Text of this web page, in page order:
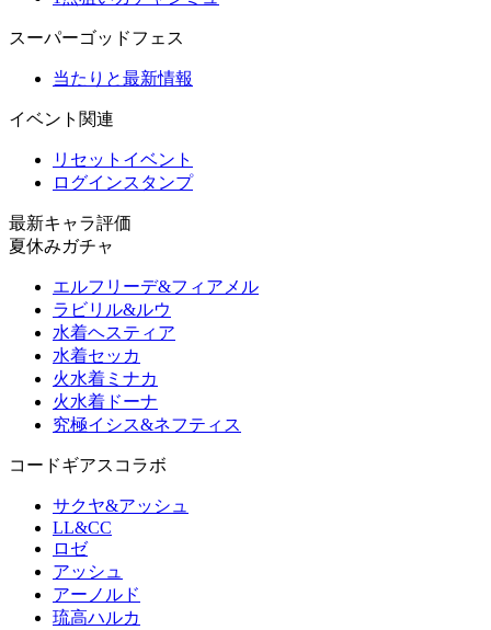
スーパーゴッドフェス
当たりと最新情報
イベント関連
リセットイベント
ログインスタンプ
最新キャラ評価
夏休みガチャ
エルフリーデ&フィアメル
ラビリル&ルウ
水着ヘスティア
水着セッカ
火水着ミナカ
火水着ドーナ
究極イシス&ネフティス
コードギアスコラボ
サクヤ&アッシュ
LL&CC
ロゼ
アッシュ
アーノルド
琉高ハルカ